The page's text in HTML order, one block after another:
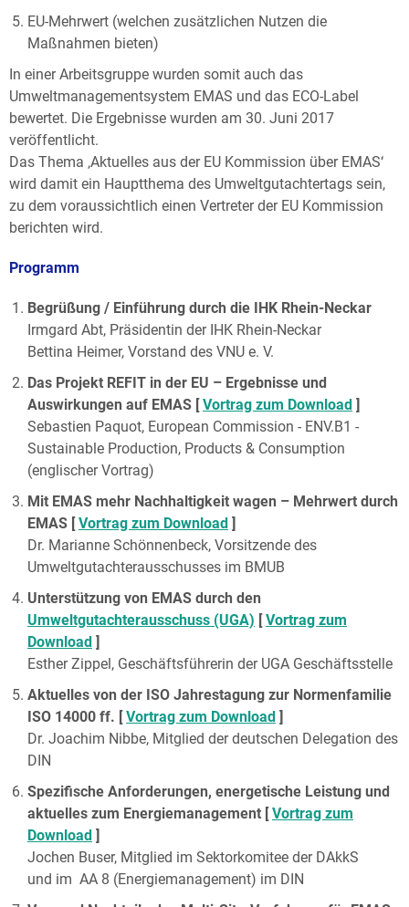
EU-Mehrwert (welchen zusätzlichen Nutzen die
Maßnahmen bieten)
In einer Arbeitsgruppe wurden somit auch das
Umweltmanagementsystem EMAS und das ECO-Label
bewertet. Die Ergebnisse wurden am 30. Juni 2017
veröffentlicht.
Das Thema ‚Aktuelles aus der EU Kommission über EMAS‘
wird damit ein Hauptthema des Umweltgutachtertags sein,
zu dem voraussichtlich einen Vertreter der EU Kommission
berichten wird.
Programm
Begrüßung / Einführung durch die IHK Rhein-Neckar
Irmgard Abt, Präsidentin der IHK Rhein-Neckar
Bettina Heimer, Vorstand des VNU e. V.
Das Projekt REFIT in der EU – Ergebnisse und
Auswirkungen auf EMAS [Vortrag zum Download ]
Sebastien Paquot, European Commission - ENV.B1 -
Sustainable Production, Products & Consumption
(englischer Vortrag)
Mit EMAS mehr Nachhaltigkeit wagen – Mehrwert durch
EMAS [Vortrag zum Download ]
Dr. Marianne Schönnenbeck, Vorsitzende des
Umweltgutachterausschusses im BMUB
Unterstützung von EMAS durch den
Umweltgutachterausschuss (UGA) [Vortrag zum
Download ]
Esther Zippel, Geschäftsführerin der UGA Geschäftsstelle
Aktuelles von der ISO Jahrestagung zur Normenfamilie
ISO 14000 ff. [Vortrag zum Download ]
Dr. Joachim Nibbe, Mitglied der deutschen Delegation des
DIN
Spezifische Anforderungen, energetische Leistung und
aktuelles zum Energiemanagement [Vortrag zum
Download ]
Jochen Buser, Mitglied im Sektorkomitee der DAkkS
und im AA 8 (Energiemanagement) im DIN